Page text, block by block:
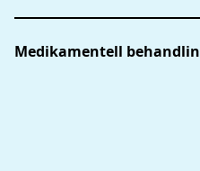
Medikamentell